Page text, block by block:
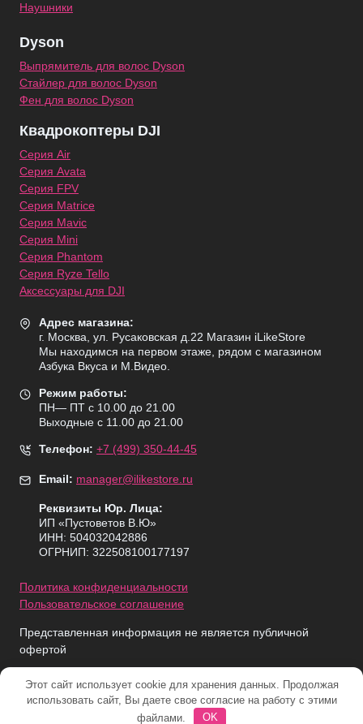
Наушники
Dyson
Выпрямитель для волос Dyson
Стайлер для волос Dyson
Фен для волос Dyson
Квадрокоптеры DJI
Серия Air
Серия Avata
Серия FPV
Серия Matrice
Серия Mavic
Серия Mini
Серия Phantom
Серия Ryze Tello
Аксессуары для DJI
Адрес магазина:
г. Москва, ул. Русаковская д.22 Магазин iLikeStore
Мы находимся на первом этаже, рядом с магазином
Азбука Вкуса и М.Видео.
Режим работы:
ПН— ПТ с 10.00 до 21.00
Выходные с 11.00 до 21.00
Телефон: +7 (499) 350-44-45
Email: manager@ilikestore.ru
Реквизиты Юр. Лица:
ИП «Пуcтоветов В.Ю»
ИНН: 504032042886
ОГРНИП: 322508100177197
Политика конфиденциальности
Пользовательское соглашение
Представленная информация не является публичной
офертой
© 2026 iLikeStore - Продажа техники Apple в Москве и МО.
Этот сайт использует cookie для хранения данных. Продолжая
использовать сайт, Вы даете свое согласие на работу с этими
файлами.
OK